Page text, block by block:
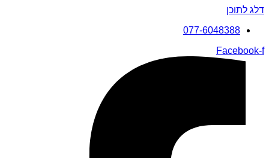
דלג לתוכן
077-6048388
Facebook-f